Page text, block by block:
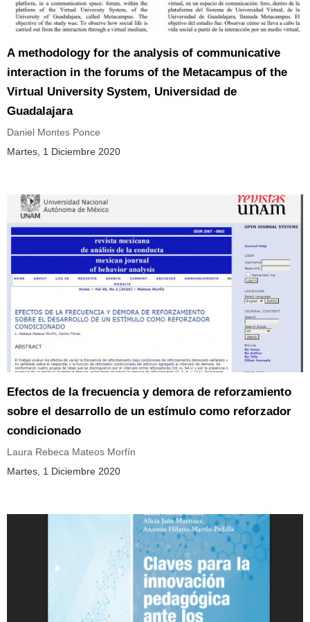
A methodology for the analysis of communicative
interaction in the forums of the Metacampus of the
Virtual University System, Universidad de
Guadalajara
Daniel Montes Ponce
Martes, 1 Diciembre 2020
Efectos de la frecuencia y demora de reforzamiento
sobre el desarrollo de un estímulo como reforzador
condicionado
Laura Rebeca Mateos Morfín
Martes, 1 Diciembre 2020